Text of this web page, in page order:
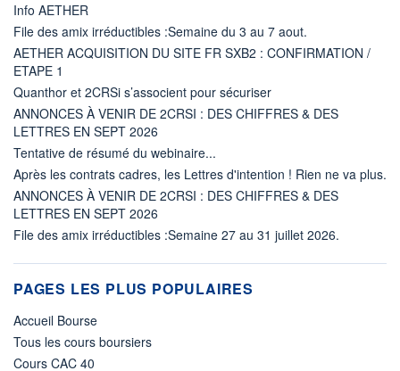
Info AETHER
File des amix irréductibles :Semaine du 3 au 7 aout.
AETHER ACQUISITION DU SITE FR SXB2 : CONFIRMATION /
ETAPE 1
Quanthor et 2CRSi s’associent pour sécuriser
ANNONCES À VENIR DE 2CRSI : DES CHIFFRES & DES
LETTRES EN SEPT 2026
Tentative de résumé du webinaire...
Après les contrats cadres, les Lettres d'intention ! Rien ne va plus.
ANNONCES À VENIR DE 2CRSI : DES CHIFFRES & DES
LETTRES EN SEPT 2026
File des amix irréductibles :Semaine 27 au 31 juillet 2026.
PAGES LES PLUS POPULAIRES
Accueil Bourse
Tous les cours boursiers
Cours CAC 40